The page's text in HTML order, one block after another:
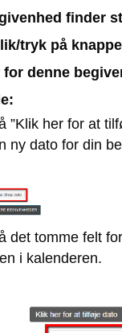
finder
tryk på
denne
”Klik her for at
ny dato for din
det tomme felt
i kalenderen.